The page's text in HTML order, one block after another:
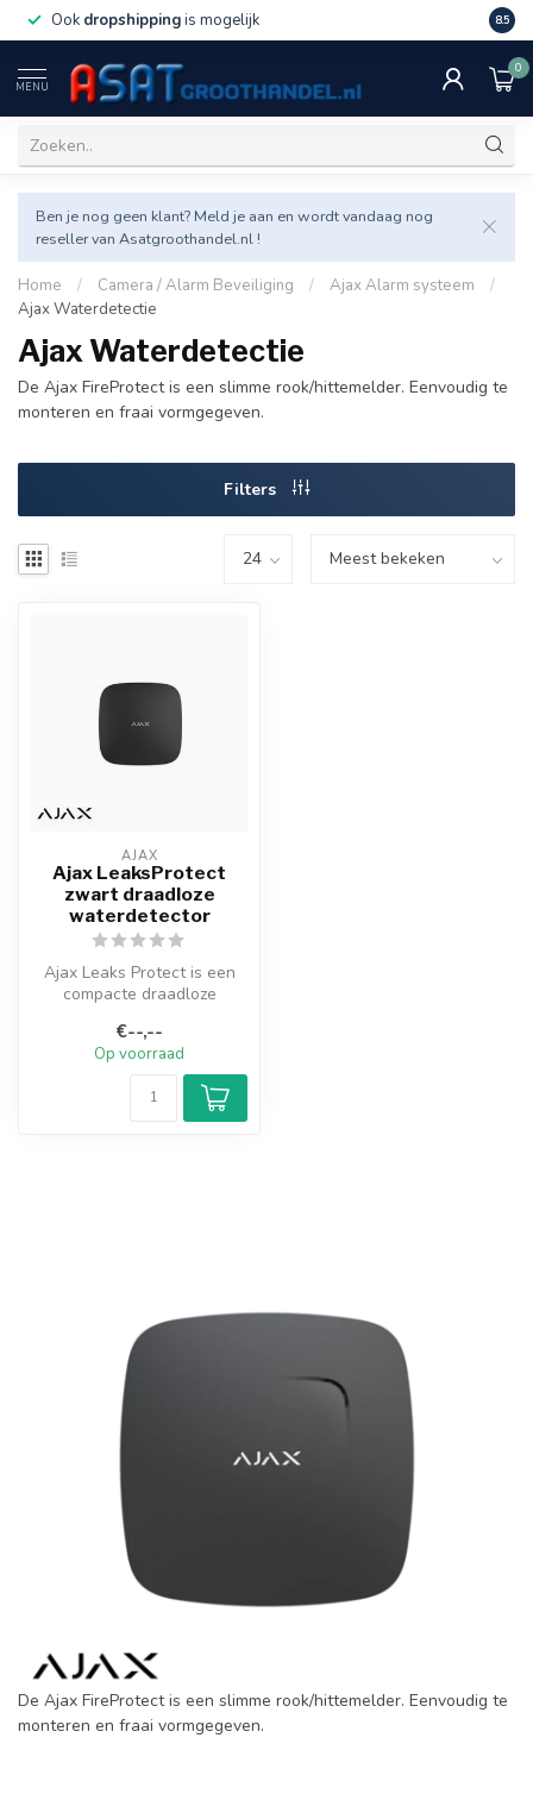
Ook dropshippingis mogelijk Veel
8.5
MENU
0
Ben je nog geen klant? Meld je aan en wordt vandaag nog
reseller van Asatgroothandel.nl !
Home / Camera / Alarm Beveiliging / Ajax Alarm systeem
/
Ajax Waterdetectie
Ajax Waterdetectie
De Ajax FireProtect is een slimme rook/hittemelder. Eenvoudig te
monteren en fraai vormgegeven.
Filters
AJAX
Ajax LeaksProtect
zwart draadloze
waterdetector
Ajax Leaks Protect is een
compacte draadloze
ervoor da...
€--,--
Op voorraad
De Ajax FireProtect is een slimme rook/hittemelder. Eenvoudig te
monteren en fraai vormgegeven.